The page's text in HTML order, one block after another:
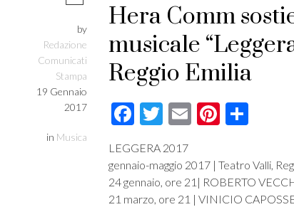
by
Redazione
Comunicati
Stampa
19 Gennaio
2017
in Musica
Hera Comm
musicale
Reggio Emilia
Facebook
Twitter
Email
LEGGERA 2017
gennaio-maggio 2017 | Teatro Valli,
24 gennaio, ore 21| ROBERTO
21 marzo, ore 21 | VINICIO